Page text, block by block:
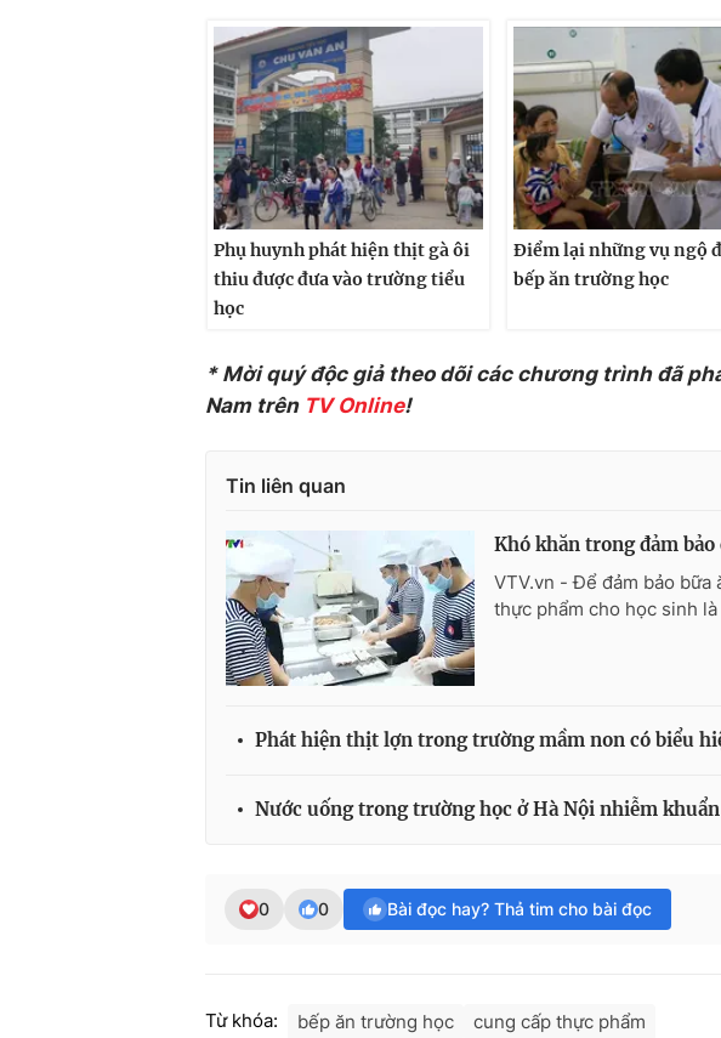
Phụ huynh phát hiện thịt gà ôi
thiu được đưa vào trường tiểu
học
Điểm lại những vụ ngộ
bếp ăn trường học
* Mời quý độc giả theo dõi các chương trình đã
Nam trên TV Online!
Tin liên quan
Khó khăn trong đảm
VTV.vn - Để đảm bảo bữa
thực phẩm cho học sinh
Phát hiện thịt lợn trong trường mầm non có biểu
Nước uống trong trường học ở Hà Nội nhiễm
0 0 Bài đọc hay? Thả tim cho bài đọc
Từ khóa: bếp ăn trường học cung cấp thực phẩm